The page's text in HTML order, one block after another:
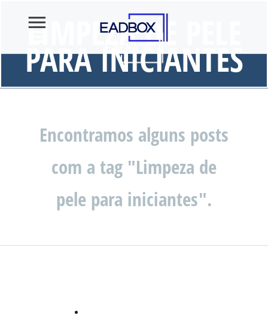
LIMPEZA DE PELE
PARA INICIANTES
Encontramos alguns posts
com a tag "Limpeza de
pele para iniciantes".